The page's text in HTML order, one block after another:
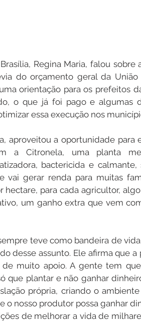
Regina Maria, falou sobre
do orçamento geral da União
orientação para os prefeitos
o que já foi pago e algumas
essa execução nos
aproveitou a oportunidade para
a Citronela, uma planta
bactericida e
gerar renda para muitas
hectare, para cada agricultor,
um ganho extra que vem
teve como bandeira de
desse assunto. Ele afirma que a
muito apoio. A gente tem
que plantar e não ganhar
própria, criando o
o nosso produtor possa ganhar
de melhorar a vida de